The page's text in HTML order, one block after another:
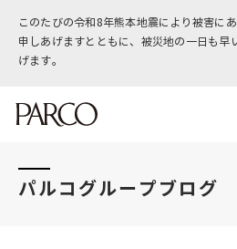
このたびの令和8年熊本地震により被害に
申しあげますとともに、被災地の一日も早
げます。
パルコグループブログ